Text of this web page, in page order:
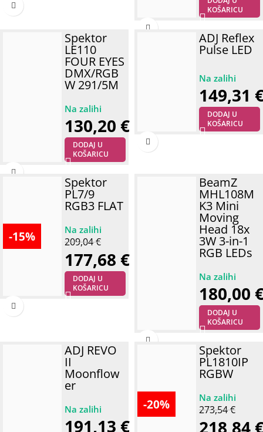
KOŠARICU
Spektor
LE110
FOUR EYES
DMX/RGB
W 291/5M
130,20 €
DODAJ U
KOŠARICU
ADJ Reflex
Pulse LED
149,31
DODAJ U
KOŠARICU
-15%
Spektor
PL7/9
RGB3 FLAT
209,04€
177,68 €
DODAJ U
KOŠARICU
BeamZ
MHL108M
K3 Mini
Moving
Head 18x
3W 3-in-1
RGB LEDs
180,00
DODAJ U
KOŠARICU
ADJ REVO
II
Moonflow
er
191,13 €
-20%
Spektor
PL1810IP
RGBW
273,54€